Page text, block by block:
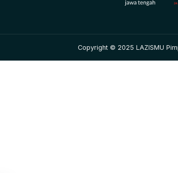
Copyright © 2025 LAZISMU